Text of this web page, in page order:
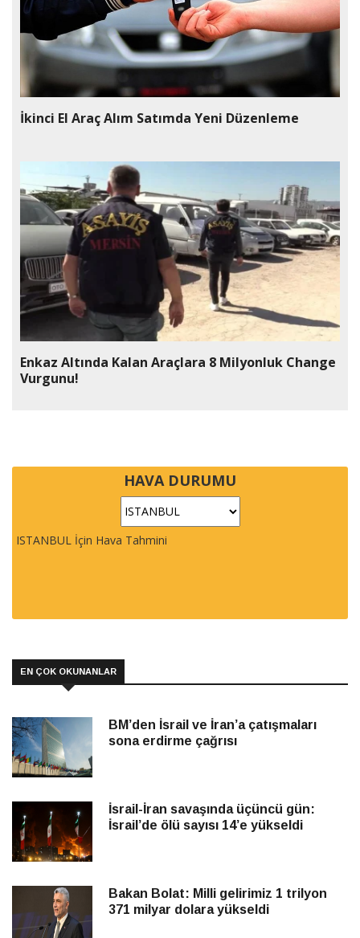
İkinci El Araç Alım Satımda Yeni Düzenleme
Enkaz Altında Kalan Araçlara 8 Milyonluk Change
Vurgunu!
HAVA DURUMU
ISTANBUL İçin Hava Tahmini
EN ÇOK OKUNANLAR
BM’den İsrail ve İran’a çatışmaları
sona erdirme çağrısı
İsrail-İran savaşında üçüncü gün:
İsrail’de ölü sayısı 14’e yükseldi
Bakan Bolat: Milli gelirimiz 1 trilyon
371 milyar dolara yükseldi